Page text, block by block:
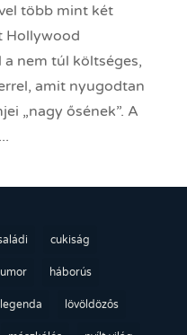
több mint két
Hollywood
a nem túl költséges,
amit nyugodtan
„nagy ősének”. A
cukiság
háborús
legenda lövöldözős